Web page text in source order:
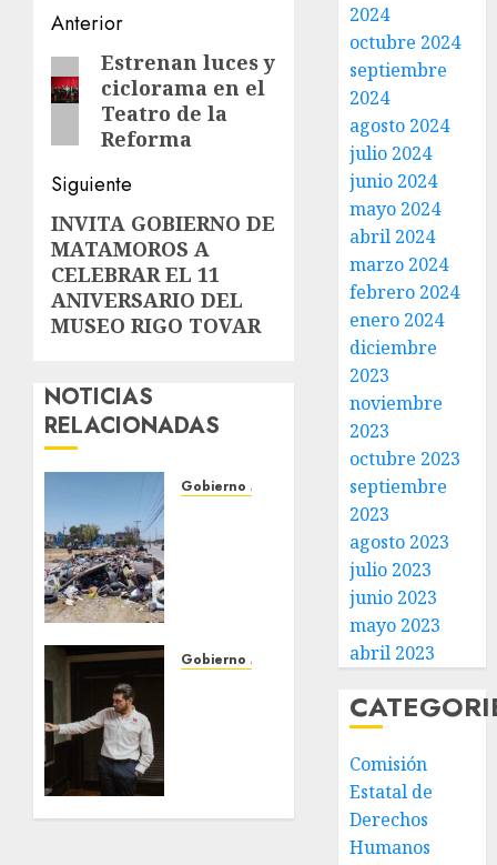
Post
navigation
Anterior
Entrada
anterior:
Estrenan luces y
ciclorama en el
Teatro de la
Reforma
Siguiente
Siguiente
entrada:
INVITA GOBIERNO DE
MATAMOROS A
CELEBRAR EL 11
ANIVERSARIO DEL
MUSEO RIGO TOVAR
NOTICIAS
RELACIONADAS
Gobierno Matamoros
limpieza
JULIO DE
Gobierno Matamoros
2024
octubre 2024
septiembre
2024
agosto 2024
julio 2024
junio 2024
mayo 2024
abril 2024
marzo 2024
febrero 2024
enero 2024
diciembre
2023
noviembre
2023
octubre 2023
septiembre
2023
agosto 2023
julio 2023
junio 2023
mayo 2023
abril 2023
Comisión
Estatal de
Derechos
Humanos